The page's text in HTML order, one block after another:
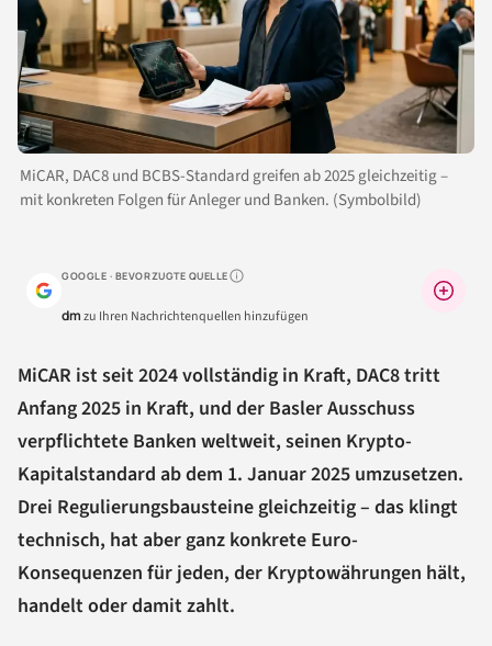
MiCAR, DAC8 und BCBS-Standard greifen ab 2025 gleichzeitig –
mit konkreten Folgen für Anleger und Banken. (Symbolbild)
GOOGLE · BEVORZUGTE QUELLEWarum lohnt sich das?
dmzu Ihren Nachrichtenquellen hinzufügen
MiCAR ist seit 2024 vollständig in Kraft, DAC8 tritt
Anfang 2025 in Kraft, und der Basler Ausschuss
verpflichtete Banken weltweit, seinen Krypto-
Kapitalstandard ab dem 1. Januar 2025 umzusetzen.
Drei Regulierungsbausteine gleichzeitig – das klingt
technisch, hat aber ganz konkrete Euro-
Konsequenzen für jeden, der Kryptowährungen hält,
handelt oder damit zahlt.